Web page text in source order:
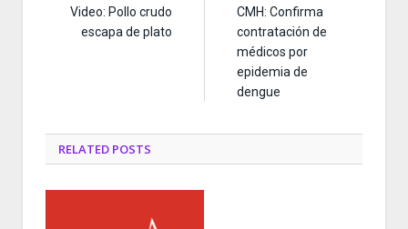
Video: Pollo crudo
escapa de plato
CMH: Confirma
contratación de
médicos por
epidemia de
dengue
RELATED POSTS